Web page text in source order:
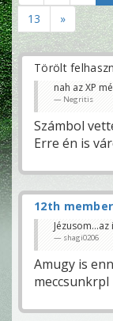
13
»
Törölt
nah az XP
Negritis
Számbol
Erre én is
12th member
shagi0206
Amugy is